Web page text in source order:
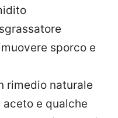
sporco e
rimedio naturale
e qualche